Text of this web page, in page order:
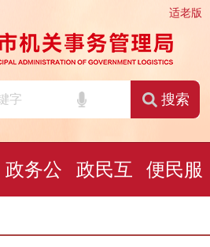
适老版
搜索
政务公 政民互 便民服